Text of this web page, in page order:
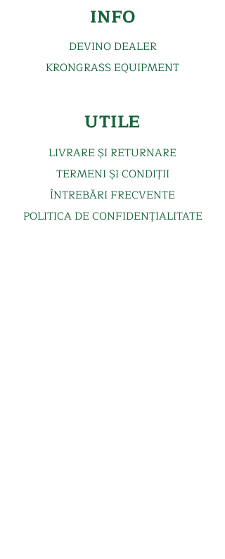
INFO
DEVINO DEALER
KRONGRASS EQUIPMENT
UTILE
LIVRARE ȘI RETURNARE
TERMENI ȘI CONDIȚII
ÎNTREBĂRI FRECVENTE
POLITICA DE CONFIDENȚIALITATE